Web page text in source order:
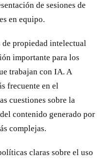
de sesiones de
en equipo.
de propiedad intelectual
importante para los
trabajan con IA. A
frecuente en el
cuestiones sobre la
contenido generado por
complejas.
claras sobre el uso